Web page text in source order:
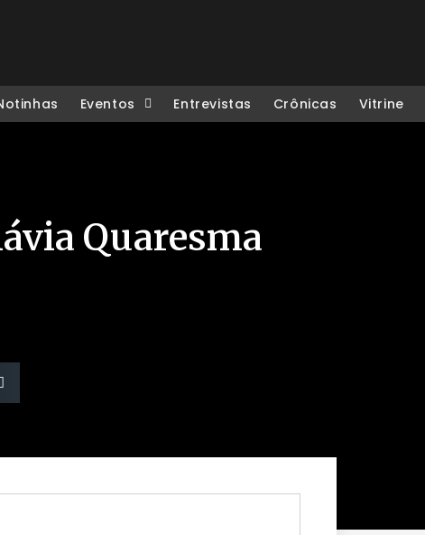
Eventos Entrevistas Crônicas Vitrine
Quaresma